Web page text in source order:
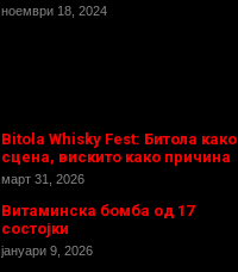
ноември 18, 2024
Bitola Whisky Fest: Битола како
сцена, вискито како причина
март 31, 2026
Витаминска бомба од 17
состојки
јануари 9, 2026